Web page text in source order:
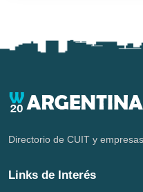
Directorio de CUIT y
Links de Interés